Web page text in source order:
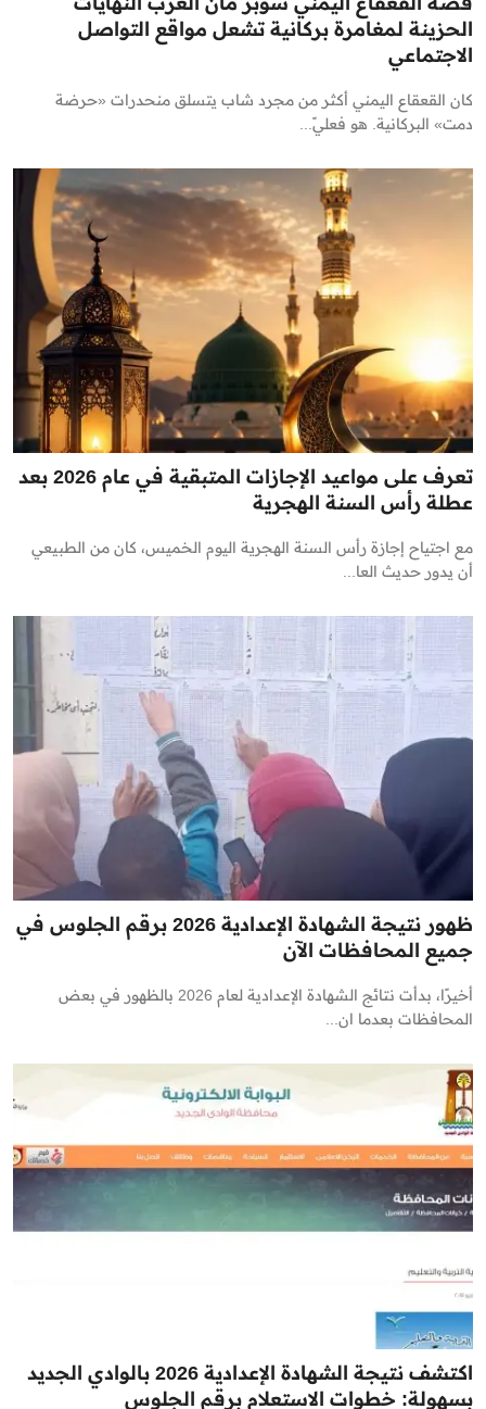
الحزينة لمغامرة بركانية تشعل مواقع التواصل
الاجتماعي
كان القعقاع اليمني أكثر من مجرد شاب يتسلق منحدرات «حرضة
دمت» البركانية. هو فعليً...
تعرف على مواعيد الإجازات المتبقية في عام 2026 بعد
عطلة رأس السنة الهجرية
مع اجتياح إجازة رأس السنة الهجرية اليوم الخميس، كان من الطبيعي
أن يدور حديث العا...
ظهور نتيجة الشهادة الإعدادية 2026 برقم الجلوس في
جميع المحافظات الآن
أخيرًا، بدأت نتائج الشهادة الإعدادية لعام 2026 بالظهور في بعض
المحافظات بعدما ان...
اكتشف نتيجة الشهادة الإعدادية 2026 بالوادي الجديد
بسهولة: خطوات الاستعلام برقم الجلوس